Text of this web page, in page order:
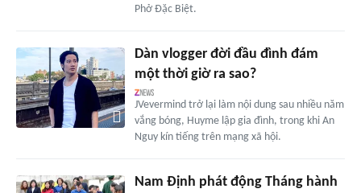
Phở Đặc Biệt.
Dàn vlogger đời đầu đình đám
một thời giờ ra sao?
JVevermind trở lại làm nội dung sau nhiều năm
vắng bóng, Huyme lập gia đình, trong khi An
Nguy kín tiếng trên mạng xã hội.
Nam Định phát động Tháng hành